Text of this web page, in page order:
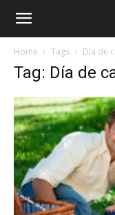
Home Tags Día de
Tag: Día de